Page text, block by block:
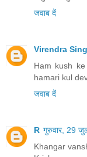
जवाब दें
Virendra
Ham kush
hamari kul
जवाब दें
R गुरुवार, 29
Khangar